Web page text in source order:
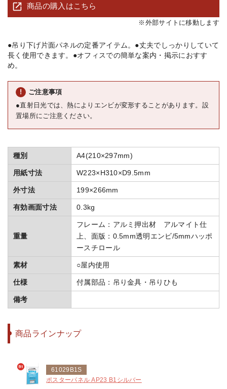
商品の購入はこちら
※外部サイトに移動します
●吊り下げ片面パネルの定番アイテム。●丈夫でしっかりしていて
長く使用できます。●オフィスでの簡単な案内・掲示におすす
め。
ご注意事項
●直射日光では、熱によりエンビが変形することがあります。設
置場所にご注意ください。
種別 A4(210×297mm)
用紙寸法 W223×H310×D9.5mm
外寸法 199×266mm
有効画面寸法 0.3kg
重量
フレーム：アルミ押出材 アルマイト仕
上、面版：0.5mm透明エンビ/5mmハッポ
ースチロール
素材 ○屋内使用
仕様 付属部品：吊り金具・吊りひも
備考
商品ラインナップ
61029B1S
ポスターパネル AP23 B1シルバー